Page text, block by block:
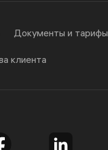
Документы и тарифы
клиента